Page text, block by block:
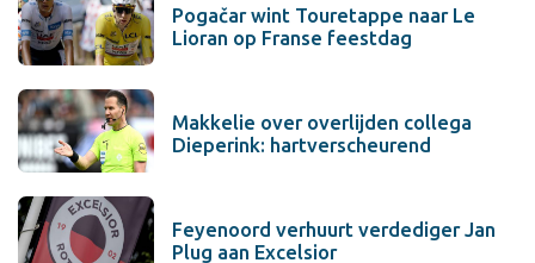
Pogačar wint Touretappe naar Le
Lioran op Franse feestdag
Makkelie over overlijden collega
Dieperink: hartverscheurend
Feyenoord verhuurt verdediger Jan
Plug aan Excelsior